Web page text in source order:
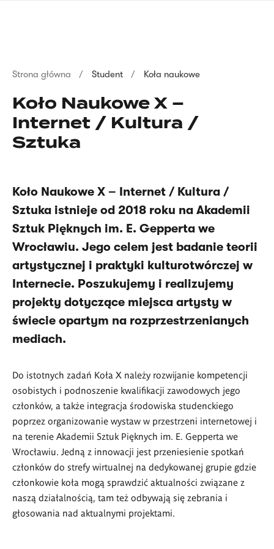
Ścieżka
nawigacyjna
Strona główna Student Koła naukowe
Koło Naukowe X –
Internet / Kultura /
Sztuka
Koło Naukowe X – Internet / Kultura /
Sztuka istnieje od 2018 roku na Akademii
Sztuk Pięknych im. E. Gepperta we
Wrocławiu. Jego celem jest badanie teorii
artystycznej i praktyki kulturotwórczej w
Internecie. Poszukujemy i realizujemy
projekty dotyczące miejsca artysty w
świecie opartym na rozprzestrzenianych
mediach.
Do istotnych zadań Koła X należy rozwijanie kompetencji
osobistych i podnoszenie kwalifikacji zawodowych jego
członków, a także integracja środowiska studenckiego
poprzez organizowanie wystaw w przestrzeni internetowej i
na terenie Akademii Sztuk Pięknych im. E. Gepperta we
Wrocławiu. Jedną z innowacji jest przeniesienie spotkań
członków do strefy wirtualnej na dedykowanej grupie gdzie
członkowie koła mogą sprawdzić aktualności związane z
naszą działalnością, tam też odbywają się zebrania i
głosowania nad aktualnymi projektami.